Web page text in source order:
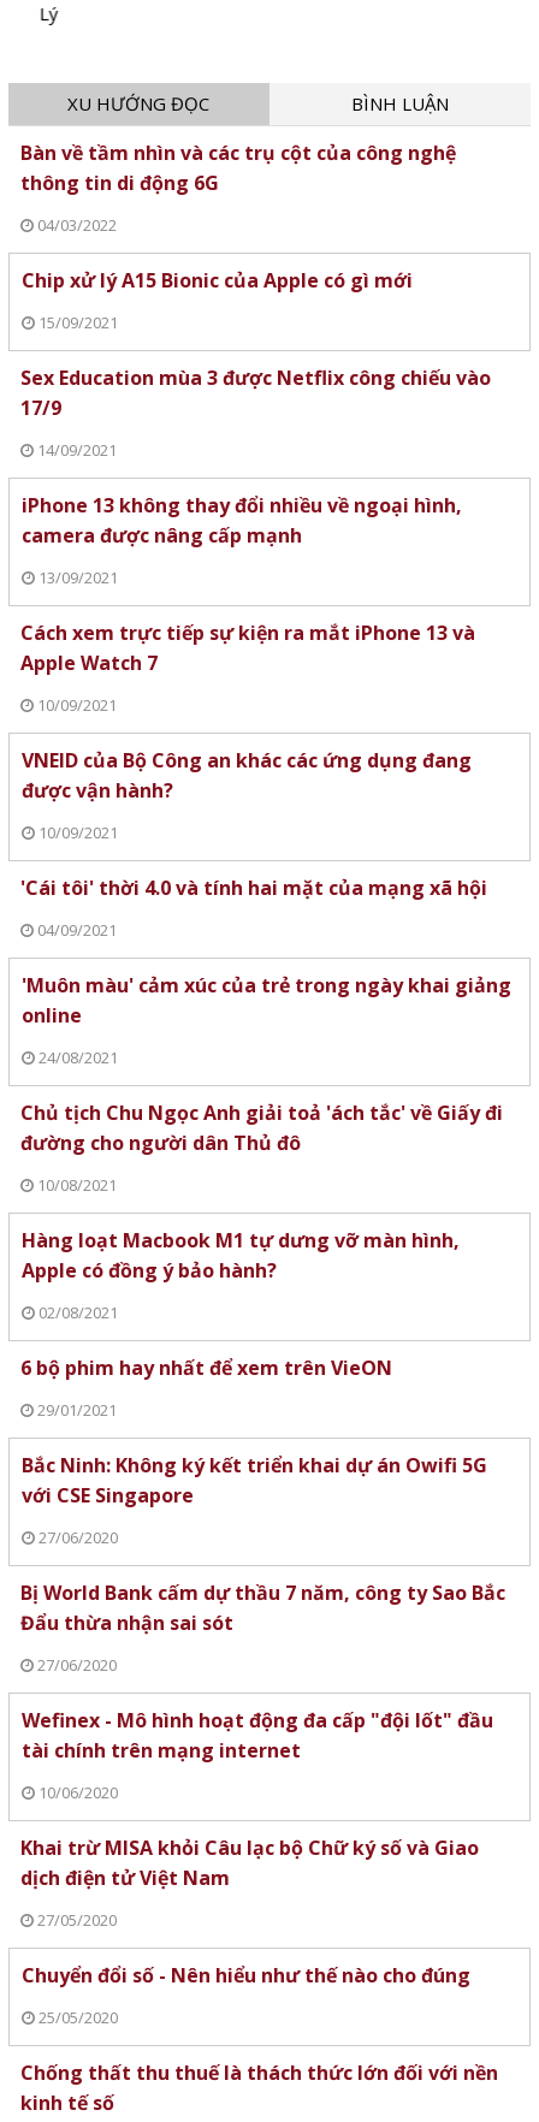
XU HƯỚNG ĐỌC BÌNH LUẬN
Bàn về tầm nhìn và các trụ cột của công nghệ
thông tin di động 6G
04/03/2022
Chip xử lý A15 Bionic của Apple có gì mới
15/09/2021
Sex Education mùa 3 được Netflix công chiếu vào
17/9
14/09/2021
iPhone 13 không thay đổi nhiều về ngoại hình,
camera được nâng cấp mạnh
13/09/2021
Cách xem trực tiếp sự kiện ra mắt iPhone 13 và
Apple Watch 7
10/09/2021
VNEID của Bộ Công an khác các ứng dụng đang
được vận hành?
10/09/2021
'Cái tôi' thời 4.0 và tính hai mặt của mạng xã hội
04/09/2021
'Muôn màu' cảm xúc của trẻ trong ngày khai giảng
online
24/08/2021
Chủ tịch Chu Ngọc Anh giải toả 'ách tắc' về Giấy đi
đường cho người dân Thủ đô
10/08/2021
Hàng loạt Macbook M1 tự dưng vỡ màn hình,
Apple có đồng ý bảo hành?
02/08/2021
6 bộ phim hay nhất để xem trên VieON
29/01/2021
Bắc Ninh: Không ký kết triển khai dự án Owifi 5G
với CSE Singapore
27/06/2020
Bị World Bank cấm dự thầu 7 năm, công ty Sao Bắc
Đẩu thừa nhận sai sót
27/06/2020
Wefinex - Mô hình hoạt động đa cấp "đội lốt" đầu
tài chính trên mạng internet
10/06/2020
Khai trừ MISA khỏi Câu lạc bộ Chữ ký số và Giao
dịch điện tử Việt Nam
27/05/2020
Chuyển đổi số - Nên hiểu như thế nào cho đúng
25/05/2020
Chống thất thu thuế là thách thức lớn đối với nền
kinh tế số